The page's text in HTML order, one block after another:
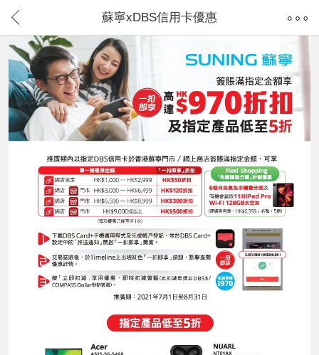
蘇寧xDBS信用卡優惠